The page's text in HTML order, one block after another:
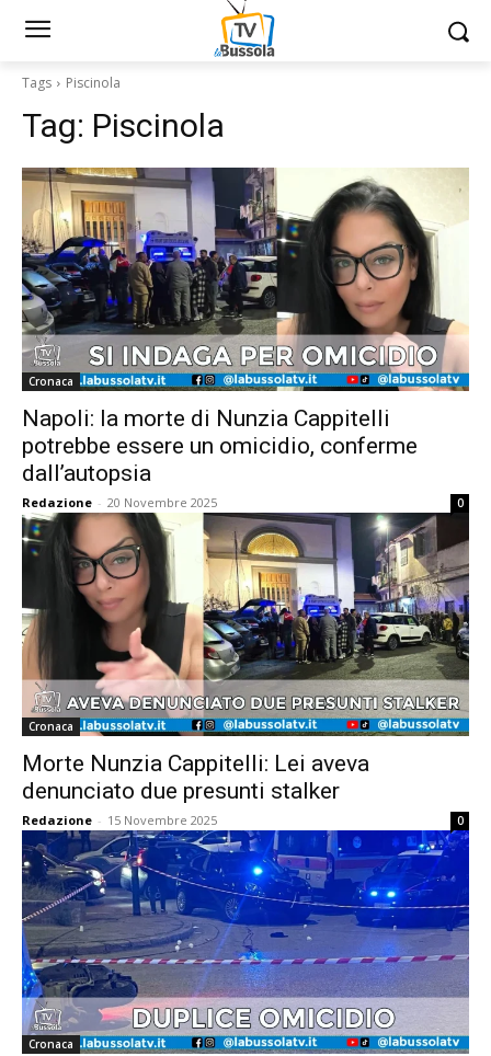
Tags Piscinola
Tag: Piscinola
Cronaca
Napoli: la morte di Nunzia Cappitelli
potrebbe essere un omicidio, conferme
dall’autopsia
Redazione - 20 Novembre 2025 0
Cronaca
Morte Nunzia Cappitelli: Lei aveva
denunciato due presunti stalker
Redazione - 15 Novembre 2025 0
Cronaca